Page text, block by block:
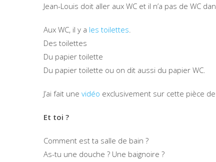
Jean-Louis doit aller aux WC et il n’a pas de WC
Aux WC, il y a les toilettes.
Des toilettes
Du papier toilette
Du papier toilette ou on dit aussi du papier WC.
J’ai fait une vidéo exclusivement sur cette pièce
Et toi ?
Comment est ta salle de bain ?
As-tu une douche ? Une baignoire ?